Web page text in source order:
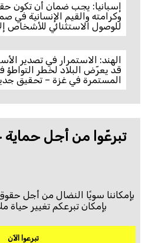
إسبانيا: يجب ضمان أن تكون
وكرامته والقيم الإنسانية في
للوصول الاستثنائي للأشخاص
الهند: الاستمرار في تصدير
قد يعرّض البلاد لخطر التواطؤ
المستمرة في غزة – تحقيق
تبرعّوا من أجل
بإمكاننا سويًا النضال من أجل
بإمكان تبرعكم تغيير حياة
تبرعوا الآن